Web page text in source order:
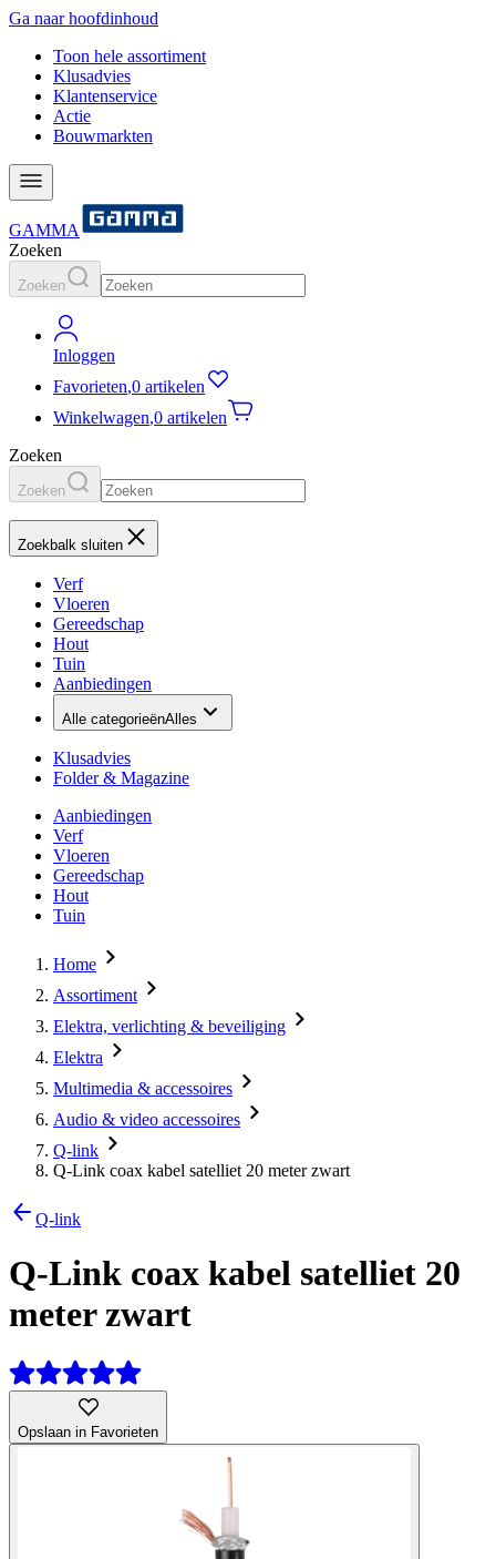
Ga naar hoofdinhoud
Toon hele assortiment
Klusadvies
Klantenservice
Actie
Bouwmarkten
GAMMA
Zoeken
Zoeken
Inloggen
Favorieten,0 artikelen
Winkelwagen,0 artikelen
Zoeken
Zoeken
Zoekbalk sluiten
Verf
Vloeren
Gereedschap
Hout
Tuin
Aanbiedingen
Alle categorieënAlles
Klusadvies
Folder & Magazine
Aanbiedingen
Verf
Vloeren
Gereedschap
Hout
Tuin
Home
Assortiment
Elektra, verlichting & beveiliging
Elektra
Multimedia & accessoires
Audio & video accessoires
Q-link
Q-Link coax kabel satelliet 20 meter zwart
Q-link
Q-Link coax kabel satelliet 20
meter zwart
Opslaan in Favorieten